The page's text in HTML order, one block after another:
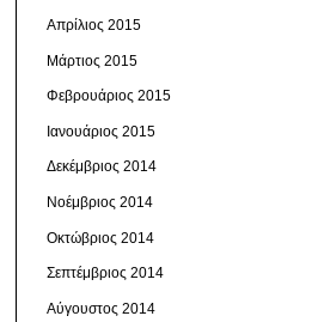
Απρίλιος 2015
Μάρτιος 2015
Φεβρουάριος 2015
Ιανουάριος 2015
Δεκέμβριος 2014
Νοέμβριος 2014
Οκτώβριος 2014
Σεπτέμβριος 2014
Αύγουστος 2014